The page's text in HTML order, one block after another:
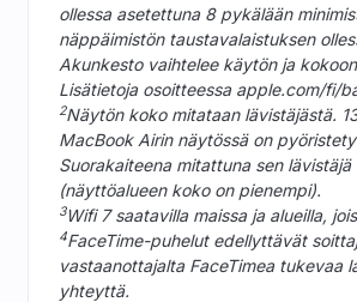
ollessa asetettuna 8 pykälään
näppäimistön taustavalaistuksen
Akunkesto vaihtelee käytön ja
Lisätietoja osoitteessa apple.com/fi/
2Näytön koko mitataan lävistäjästä.
MacBook Airin näytössä on
Suorakaiteena mitattuna sen lävistäjä
(näyttöalueen koko on pienempi).
3Wifi 7 saatavilla maissa ja alueilla,
4FaceTime-puhelut edellyttävät
vastaanottajalta FaceTimea tukevaa
yhteyttä.